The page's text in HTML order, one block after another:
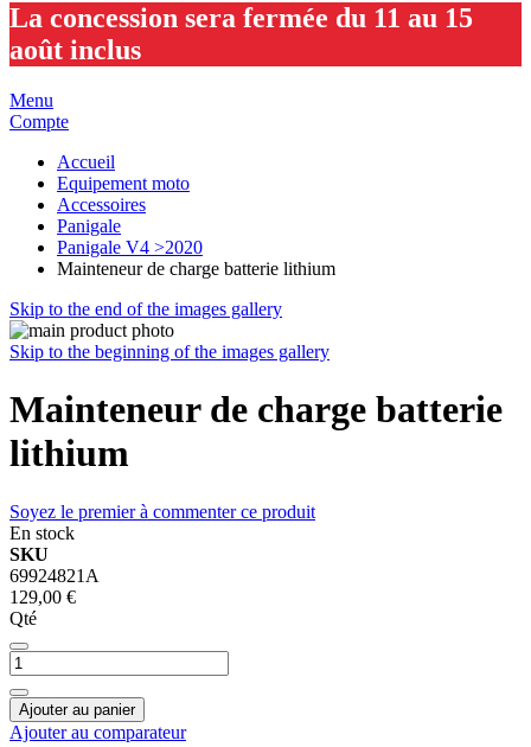
La concession sera fermée du 11 au 15
août inclus
Menu
Compte
Accueil
Equipement moto
Accessoires
Panigale
Panigale V4 >2020
Mainteneur de charge batterie lithium
Skip to the end of the images gallery
Skip to the beginning of the images gallery
Mainteneur de charge batterie
lithium
Soyez le premier à commenter ce produit
En stock
SKU
69924821A
129,00 €
Qté
Ajouter au panier
Ajouter au comparateur